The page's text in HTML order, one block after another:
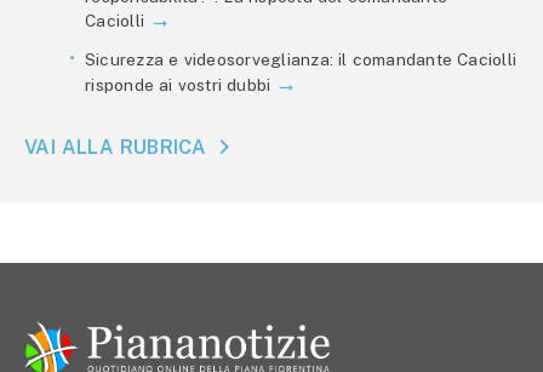
Caciolli
Sicurezza e videosorveglianza: il comandante Caciolli
risponde ai vostri dubbi
VAI ALLA RUBRICA